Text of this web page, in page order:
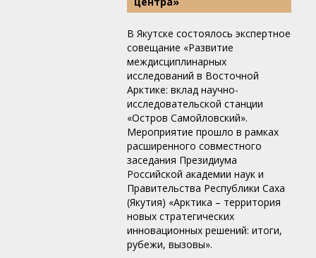
В Якутске состоялось экспертное
совещание «Развитие
междисциплинарных
исследований в Восточной
Арктике: вклад научно-
исследовательской станции
«Остров Самойловский».
Мероприятие прошло в рамках
расширенного совместного
заседания Президиума
Российской академии наук и
Правительства Республики Саха
(Якутия) «Арктика – территория
новых стратегических
инновационных решений: итоги,
рубежи, вызовы».